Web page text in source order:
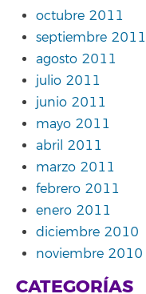
octubre 2011
septiembre 2011
agosto 2011
julio 2011
junio 2011
mayo 2011
abril 2011
marzo 2011
febrero 2011
enero 2011
diciembre 2010
noviembre 2010
CATEGORÍAS